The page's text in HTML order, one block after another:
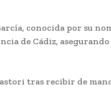
conocida por su
de Cádiz,
tras recibir de